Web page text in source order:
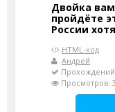
Двойка
пройдёте
России
HTML-код
Андрей
Просмотров: